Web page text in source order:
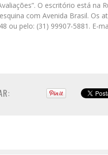
O escritório está na
com Avenida Brasil. Os
ou pelo: (31) 99907-5881. E-